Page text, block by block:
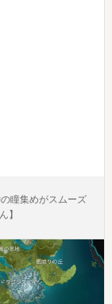
瞳集めがスムーズ
】